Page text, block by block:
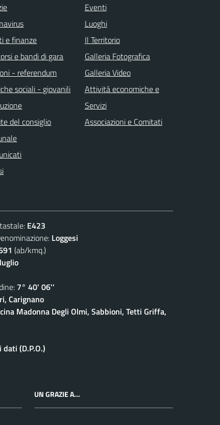
e finanze
e bandi di gara
- referendum
sociali - giovanili
del consiglio
Eventi
Luoghi
Il Territorio
Galleria Fotografica
Galleria Video
Attività economiche e
Servizi
Associazioni e Comitati
E423
Loggesi
(ab/kmq.)
7° 40' 06''
Carignano
Madonna Degli Olmi, Sabbioni, Tetti Griffa,
(D.P.O.)
UN GRAZIE A...